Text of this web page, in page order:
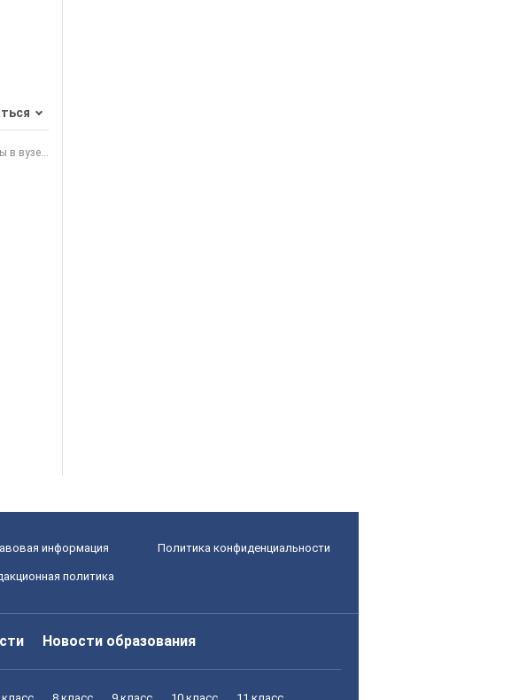
в вузе...
информация Политика конфиденциальности
политика
Новости образования